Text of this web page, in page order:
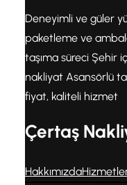
Deneyimli ve güler
paketleme ve
taşıma süreci Şehir
nakliyat Asansörlü
fiyat, kaliteli hizmet
Çertaş
Hakkımızda